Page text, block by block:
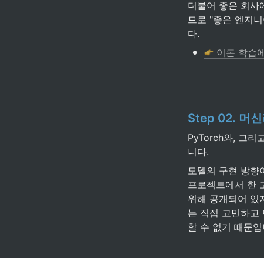
더불어 좋은 회사
므로 "좋은 엔지
다.
• 이론 학습
Step 02. 머
PyTorch와, 그리
니다.
모델의 구현 방향
프로젝트에서 한
위해 공개되어 있
는 직접 고민하고
할 수 없기 때문입